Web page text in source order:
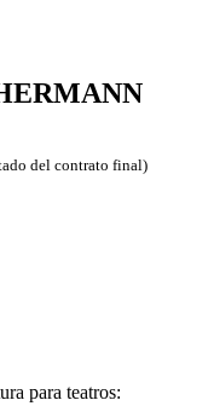
del contrato final)
para teatros: